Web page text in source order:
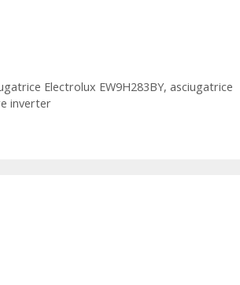
Electrolux EW9H283BY, asciugatrice
inverter